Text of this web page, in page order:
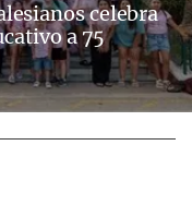
celebra
a 75